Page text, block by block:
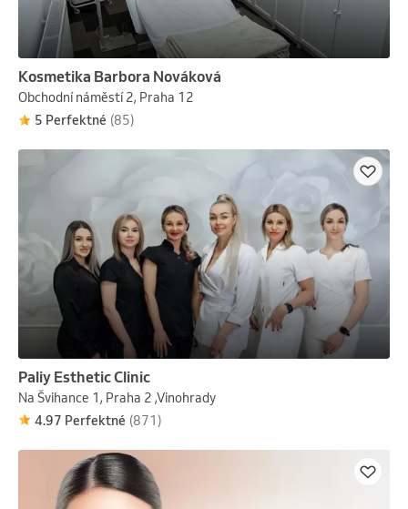
Kosmetika Barbora Nováková
Obchodní náměstí 2, Praha 12
5 Perfektné (85)
Paliy Esthetic Clinic
Na Švihance 1, Praha 2 ,Vinohrady
4.97 Perfektné (871)